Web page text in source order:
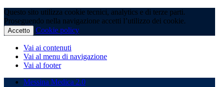
Questo sito utilizza cookie tecnici, analytics e di terze parti.
Proseguendo nella navigazione accetti l’utilizzo dei cookie.
Accetto Cookie policy
Vai ai contenuti
Vai al menu di navigazione
Vai al footer
Messina Medica 2.0